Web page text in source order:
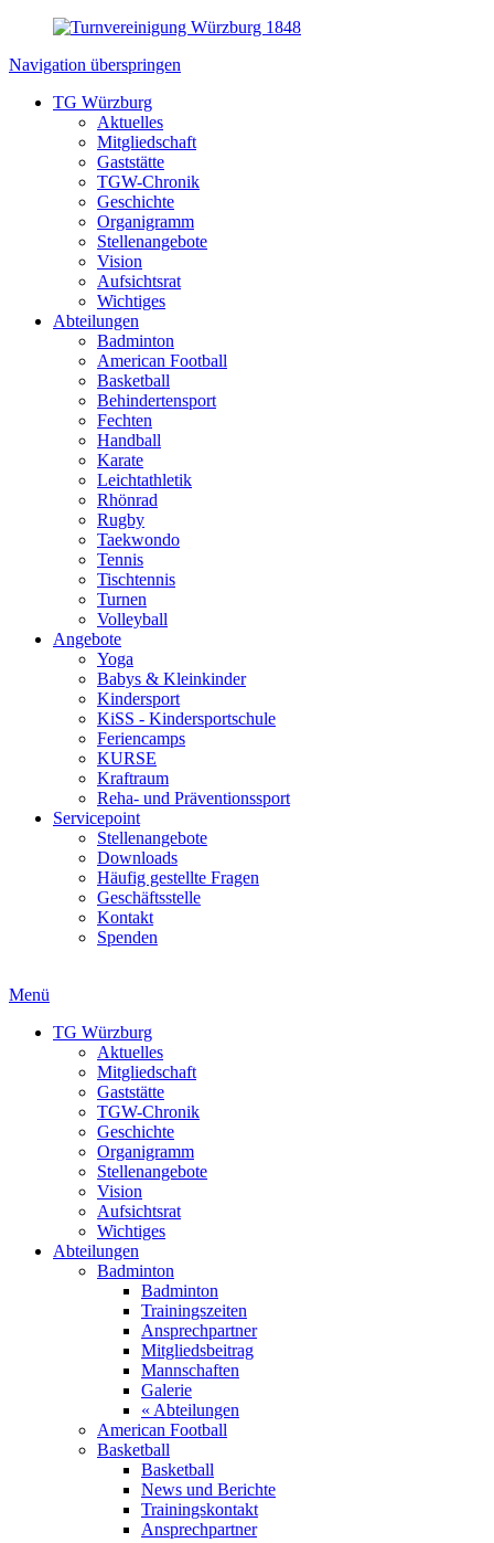
Navigation überspringen
TG Würzburg
Aktuelles
Mitgliedschaft
Gaststätte
TGW-Chronik
Geschichte
Organigramm
Stellenangebote
Vision
Aufsichtsrat
Wichtiges
Abteilungen
Badminton
American Football
Basketball
Behindertensport
Fechten
Handball
Karate
Leichtathletik
Rhönrad
Rugby
Taekwondo
Tennis
Tischtennis
Turnen
Volleyball
Angebote
Yoga
Babys & Kleinkinder
Kindersport
KiSS - Kindersportschule
Feriencamps
KURSE
Kraftraum
Reha- und Präventionssport
Servicepoint
Stellenangebote
Downloads
Häufig gestellte Fragen
Geschäftsstelle
Kontakt
Spenden
Menü
TG Würzburg
Aktuelles
Mitgliedschaft
Gaststätte
TGW-Chronik
Geschichte
Organigramm
Stellenangebote
Vision
Aufsichtsrat
Wichtiges
Abteilungen
Badminton
Badminton
Trainingszeiten
Ansprechpartner
Mitgliedsbeitrag
Mannschaften
Galerie
« Abteilungen
American Football
Basketball
Basketball
News und Berichte
Trainingskontakt
Ansprechpartner